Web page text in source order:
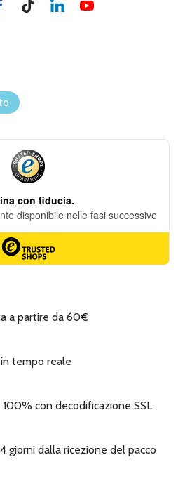
a partire da 60€
tempo reale
100% con decodificazione SSL
giorni dalla ricezione del pacco